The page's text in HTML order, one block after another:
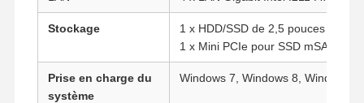
Stockage
1 x HDD/SSD de 2,5 pouces
1 x Mini PCIe pour SSD mSATA
Prise en charge du
système
Windows 7, Windows 8, Windows